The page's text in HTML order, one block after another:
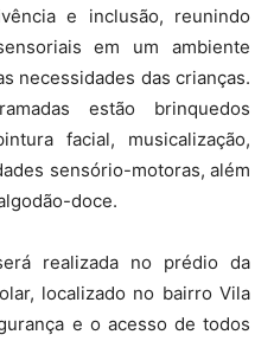
e inclusão, reunindo
em um ambiente
necessidades das crianças.
estão brinquedos
facial, musicalização,
sensório-motoras, além
doce.
realizada no prédio da
localizado no bairro Vila
e o acesso de todos